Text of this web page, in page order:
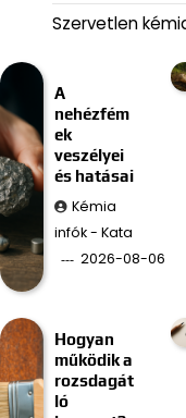
Szervetlen
A
nehézfém
ek
veszélyei
és hatásai
Kémia
infók - Kata
2026-08-06
Hogyan
működik a
rozsdagát
ló